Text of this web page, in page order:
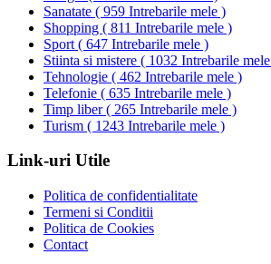
Sanatate ( 959 Intrebarile mele )
Shopping ( 811 Intrebarile mele )
Sport ( 647 Intrebarile mele )
Stiinta si mistere ( 1032 Intrebarile mele
Tehnologie ( 462 Intrebarile mele )
Telefonie ( 635 Intrebarile mele )
Timp liber( 265 Intrebarile mele )
Turism ( 1243 Intrebarile mele )
Link-uri Utile
Politica de confidentialitate
Termeni si Conditii
Politica de Cookies
Contact